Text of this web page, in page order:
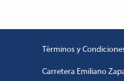
Términos y
Carretera Emiliano